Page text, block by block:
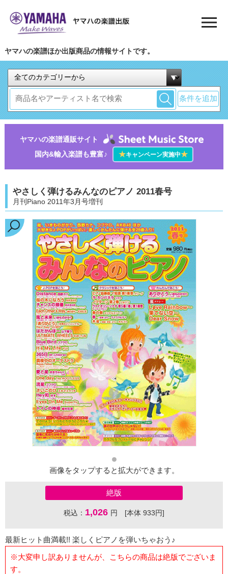
ヤマハの楽譜ほか出版商品の情報サイトです。
条件を追加
ヤマハの楽譜通販サイト
国内&輸入楽譜も豊富♪
★キャンペーン実施中★
やさしく弾けるみんなのピアノ 2011春号
月刊Piano 2011年3月号増刊
画像をタップすると拡大ができます。
絶版
税込： 1,026 円 [本体 933円]
最新ヒット曲満載!! 楽しくピアノを弾いちゃおう♪
※大変申し訳ありませんが、こちらの商品は絶版でございま
す。